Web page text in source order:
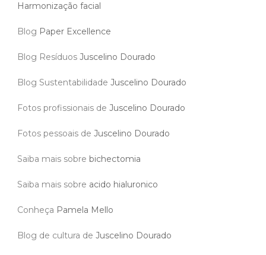
Harmonização facial
Blog Paper Excellence
Blog Resíduos Juscelino Dourado
Blog Sustentabilidade Juscelino Dourado
Fotos profissionais de Juscelino Dourado
Fotos pessoais de Juscelino Dourado
Saiba mais sobre bichectomia
Saiba mais sobre acido hialuronico
Conheça Pamela Mello
Blog de cultura de Juscelino Dourado